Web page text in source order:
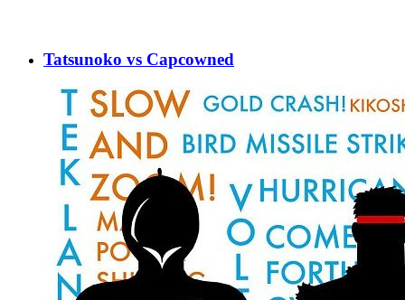
Tatsunoko vs Capcowned